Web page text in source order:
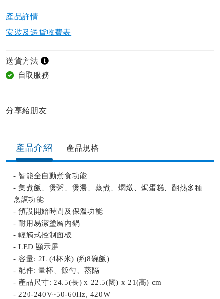
產品詳情​
安裝及送貨收費表
送貨方法
自取服務
分享給朋友​
產品介紹 產品規格​
- 智能全自動煮食功能
- 集煮飯、煲粥、煲湯、蒸煮、燜燉、焗蛋糕、翻熱多種
烹調功能
- 預設開始時間及保溫功能
- 耐用易潔塗層内鍋
- 輕觸式控制面板
- LED 顯示屏
- 容量: 2L (4杯米) (約8碗飯)
- 配件: 量杯、飯勺、蒸隔
- 產品尺寸: 24.5(長) x 22.5(闊) x 21(高) cm
- 220-240V~50-60Hz, 420W